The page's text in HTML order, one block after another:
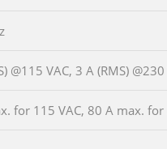
@115 VAC, 3 A (RMS) @230
for 115 VAC, 80 A max. for